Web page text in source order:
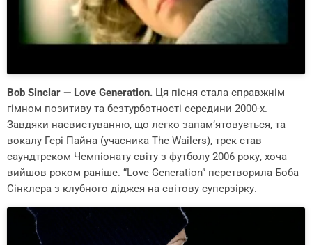
Bob Sinclar — Love Generation. Ця пісня стала справжнім
гімном позитиву та безтурботності середини 2000-х.
Завдяки насвистуванню, що легко запам’ятовується, та
вокалу Гері Пайна (учасника The Wailers), трек став
саундтреком Чемпіонату світу з футболу 2006 року, хоча
вийшов роком раніше. “Love Generation” перетворила Боба
Сінклера з клубного діджея на світову суперзірку.